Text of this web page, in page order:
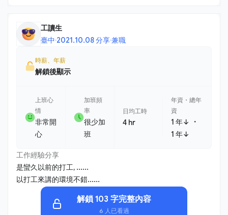
工讀生
臺中·2021.10.08 分享·兼職
時薪、年薪
解鎖後顯示
上班心
情
非常開
心
加班頻
率
很少加
班
日均工時
4 hr
年資・總年
資
1 年↓ ・
1 年↓
工作經驗分享
是蠻久以前的打工, ......
以打工來講的環境不錯......
解鎖 103 字完整內容
6 人已看過